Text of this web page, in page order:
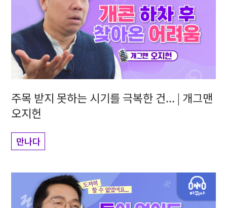
주목 받지 못하는 시기를 극복한 건... | 개그맨
오지헌
만나다